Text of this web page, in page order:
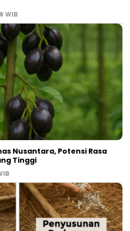
WIB
Nusantara, Potensi Rasa
Tinggi